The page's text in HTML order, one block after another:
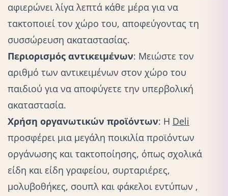
αφιερώνει λίγα λεπτά κάθε μέρα για να
τακτοποιεί τον χώρο του, αποφεύγοντας τη
συσσώρευση ακαταστασίας.
Περιορισμός αντικειμένων: Μειώστε τον
αριθμό των αντικειμένων στον χώρο του
παιδιού για να αποφύγετε την υπερβολική
ακαταστασία.
Χρήση οργανωτικών προϊόντων: Η Deli
προσφέρει μια μεγάλη ποικιλία προϊόντων
οργάνωσης και τακτοποίησης, όπως σχολικά
είδη και είδη γραφείου, συρταριέρες,
μολυβοθήκες, σουπλ και φάκελοι εντύπων ,